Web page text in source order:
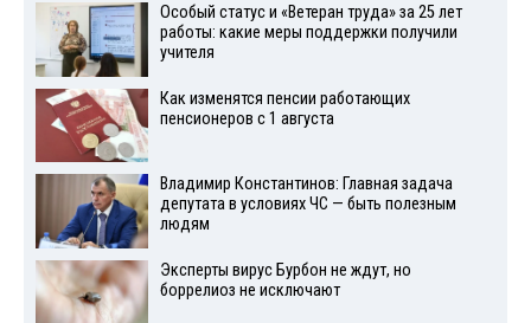
Особый статус и «Ветеран труда» за 25 лет
работы: какие меры поддержки получили
учителя
Как изменятся пенсии работающих
пенсионеров с 1 августа
Владимир Константинов: Главная задача
депутата в условиях ЧС — быть полезным
людям
Эксперты вирус Бурбон не ждут, но
боррелиоз не исключают